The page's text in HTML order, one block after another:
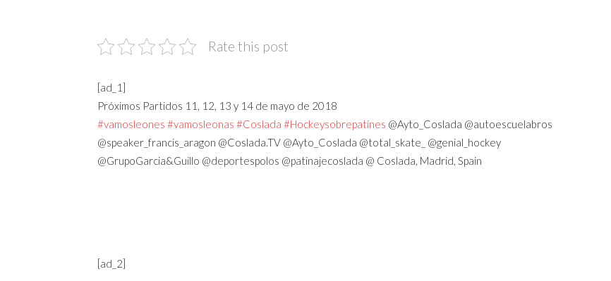
Rate this post
[ad_1]
Próximos Partidos 11, 12, 13 y 14 de mayo de 2018
#vamosleones #vamosleonas #Coslada #Hockeysobrepatines @Ayto_Coslada @autoescuelabros
@speaker_francis_aragon @Coslada.TV @Ayto_Coslada @total_skate_ @genial_hockey
@GrupoGarcia&Guillo @deportespolos @patinajecoslada @ Coslada, Madrid, Spain
[ad_2]